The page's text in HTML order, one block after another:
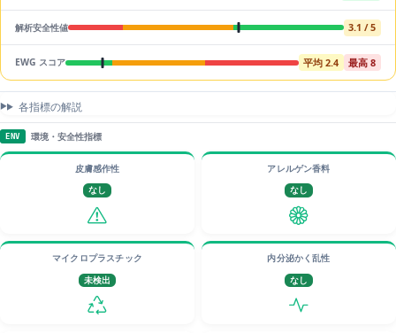
解析安全性値 3.1 / 5
EWG スコア 平均 2.4 最高 8
各指標の解説
ENV 環境・安全性指標
皮膚感作性
なし
アレルゲン香料
なし
マイクロプラスチック
未検出
内分泌かく乱性
なし